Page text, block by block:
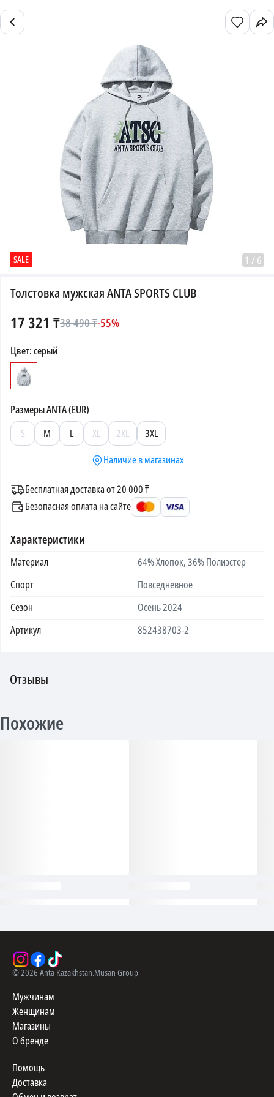
SALE 1 / 6
Толстовка мужская ANTA SPORTS CLUB
17 321 ₸38 490₸-55%
Цвет:серый
РазмерыANTA (EUR)
S
M L XL 2XL
3XL
Наличие в магазинах
Бесплатная доставка от 20 000 ₸
Безопасная оплата на сайте
Характеристики
Материал
64% Хлопок, 36% Полиэстер
Спорт
Повседневное
Сезон
Осень 2024
Артикул
852438703-2
Отзывы
Похожие
©2026 Anta Kazakhstan.Musan Group
Мужчинам
Женщинам
Магазины
О бренде
Помощь
Доставка